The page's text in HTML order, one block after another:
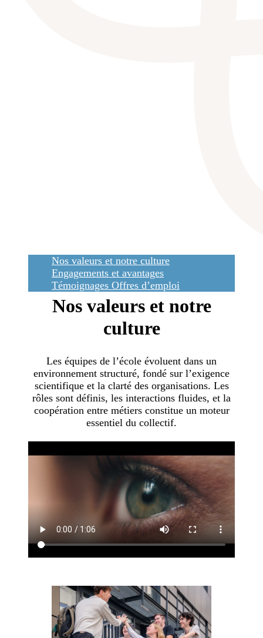
Nos valeurs et notre culture
Engagements et avantages
Témoignages Offres d’emploi
Nos valeurs et notre
culture
Les équipes de l’école évoluent dans un
environnement structuré, fondé sur l’exigence
scientifique et la clarté des organisations. Les
rôles sont définis, les interactions fluides, et la
coopération entre métiers constitue un moteur
essentiel du collectif.